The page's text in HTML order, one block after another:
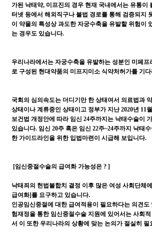
가된 낙태약, 미프진의 경우 현재 국내에서는 유통이
터넷 등에서 해외직구나 불법 경로를 통해 검증되지
이 약물의 특성상 과도한 자궁수축을 유발할 위험이
는 경우도 있습니다.
우리나라에서는 자궁수축을 유발하는 성분인 미페
로 구성된 현대약품의 미프지미소 식약처허가를 기
국회의 심의속도는 더디기만 한 상태여서 의료법과
상태이나 계류중인 상태이고 정부가 지난 2020년 11
보건법 개정안에 따라 임신 24주까지는 낙태수술이
있습니다. 임신 20주 혹은 임신 22주~24주까지 낙태
한 가이드라인을 위한 입법마련이 시급해 보입니다.
[임신중절수술의 급여화 가능성은 ? ]
낙태죄의 헌법불합치 결정 이후 많은 여성 사회단체
급여화]를 요구하고 있습니다.
인공임신중절에 대한 급여적용이 필요하다는 의견도
험재정을 통한 임신중절수술 지원에 있어서는 사회
서 이 또한 우리나라의 상황에 맞는 논의가 절실히 필